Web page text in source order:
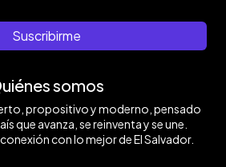
Suscribirme
somos
propositivo y moderno, pensado
que avanza, se reinventa y se une.
con lo mejor de El Salvador.